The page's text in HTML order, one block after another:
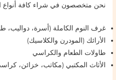
نحن متخصصون في شراء كافة أنواع
غرف النوم الكاملة (أسرة، دواليب،
الأرائك (المودرن والكلاسيك)
طاولات الطعام والكراسي
الأثاث المكتبي (مكاتب، خزائن،